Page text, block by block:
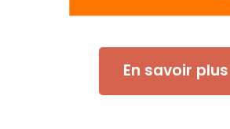
En savoir plus